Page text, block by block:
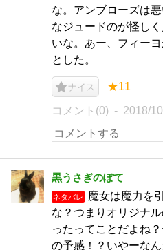
な。アンブローズは
なジュードのが怪し
いな。あー、フィー
とした。
ナイス ★11
コメント(0) 2018/
黒うさぎのぽて
ネタバレ
魔女は魔力を
な？つまりオリジナ
ったってことだよね
の予感！？いやーな